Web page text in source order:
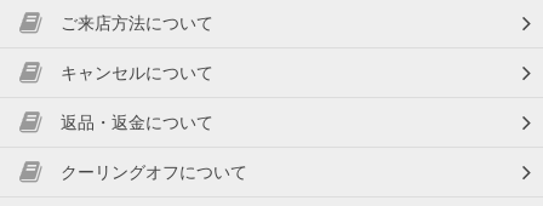
ご来店方法について
キャンセルについて
返品・返金について
クーリングオフについて